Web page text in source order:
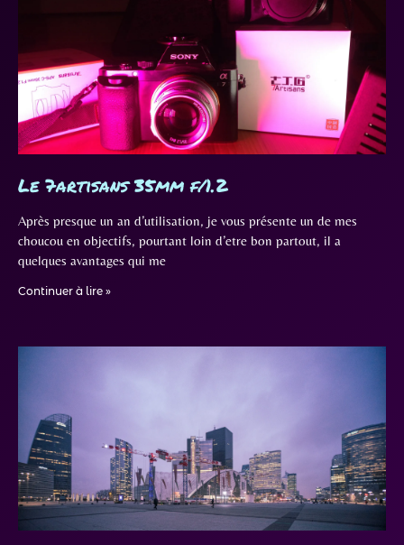
Le 7artisans 35mm f/1.2
Après presque un an d’utilisation, je vous présente un de mes
choucou en objectifs, pourtant loin d’etre bon partout, il a
quelques avantages qui me
Continuer à lire »